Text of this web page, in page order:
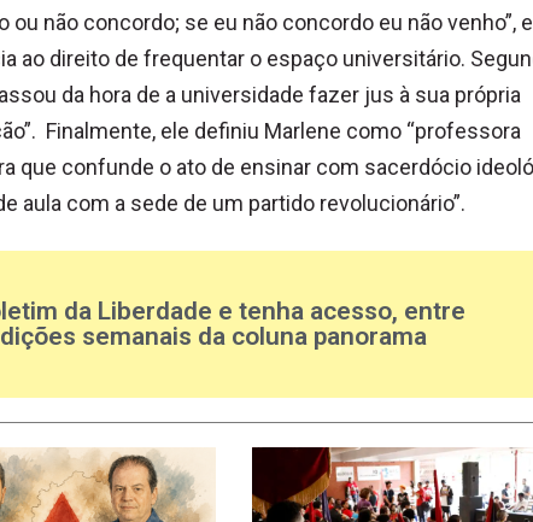
ou não concordo; se eu não concordo eu não venho”,
ao direito de frequentar o espaço universitário.
da hora de a universidade fazer jus à sua própria
Finalmente, ele definiu Marlene como “professora
que confunde o ato de ensinar com sacerdócio
aula com a sede de um partido revolucionário”.
da Liberdade e tenha acesso, entre
semanais da coluna panorama